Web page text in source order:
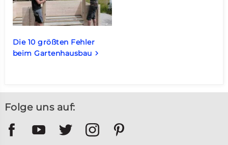
Die 10 größten Fehler
beim Gartenhausbau keyboard_arrow_right
Folge uns auf: